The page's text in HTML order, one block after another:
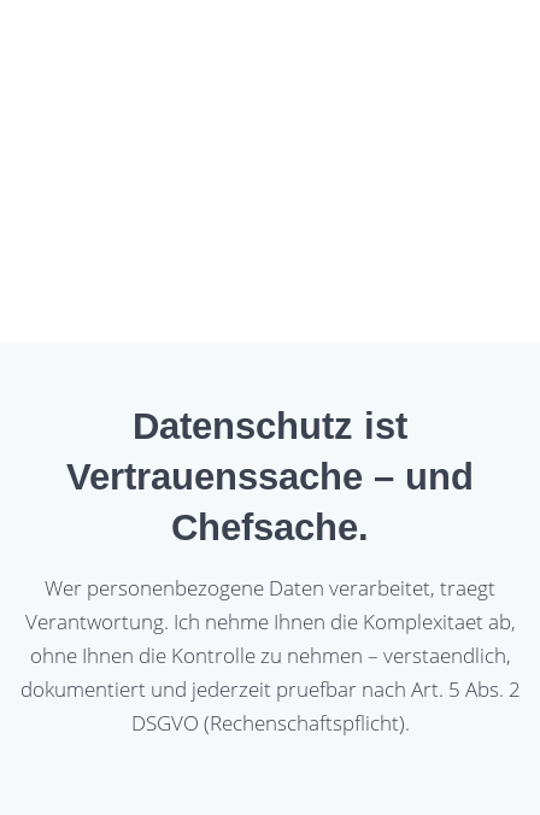
Datenschutz ist
Vertrauenssache – und
Chefsache.
Wer personenbezogene Daten verarbeitet, traegt
Verantwortung. Ich nehme Ihnen die Komplexitaet ab,
ohne Ihnen die Kontrolle zu nehmen – verstaendlich,
dokumentiert und jederzeit pruefbar nach Art. 5 Abs. 2
DSGVO (Rechenschaftspflicht).